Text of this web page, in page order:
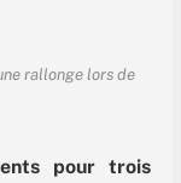
rallonge lors de
pour trois